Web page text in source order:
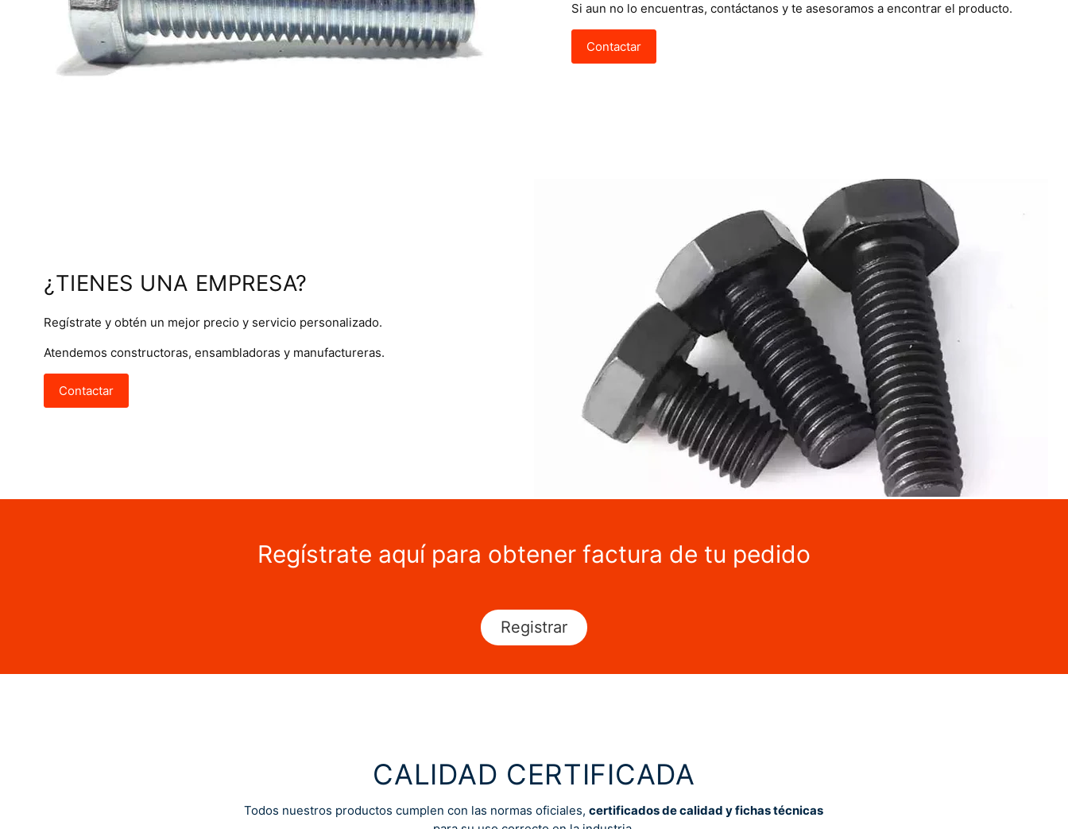
Si aun no lo encuentras, contáctanos y te asesoramos a encontrar el producto.
Contactar
¿TIENES UNA EMPRESA?
Regístrate y obtén un mejor precio y servicio personalizado.
Atendemos constructoras, ensambladoras y manufactureras.
Contactar
Regístrate aquí para obtener factura de tu pedido
Registrar
CALIDAD CERTIFICADA
Todos nuestros productos cumplen con las normas oficiales,certificados de calidad y fichas técnicas